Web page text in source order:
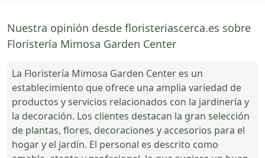
Nuestra opinión desde floristeriascerca.es sobre
Floristería Mimosa Garden Center
La Floristería Mimosa Garden Center es un
establecimiento que ofrece una amplia variedad de
productos y servicios relacionados con la jardinería y
la decoración. Los clientes destacan la gran selección
de plantas, flores, decoraciones y accesorios para el
hogar y el jardín. El personal es descrito como